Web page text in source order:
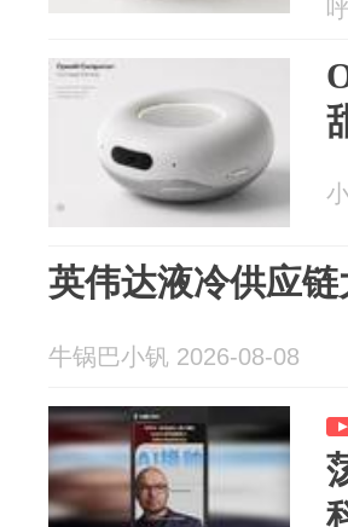
英伟达液冷供应
牛锅巴小钒 2026-08-08